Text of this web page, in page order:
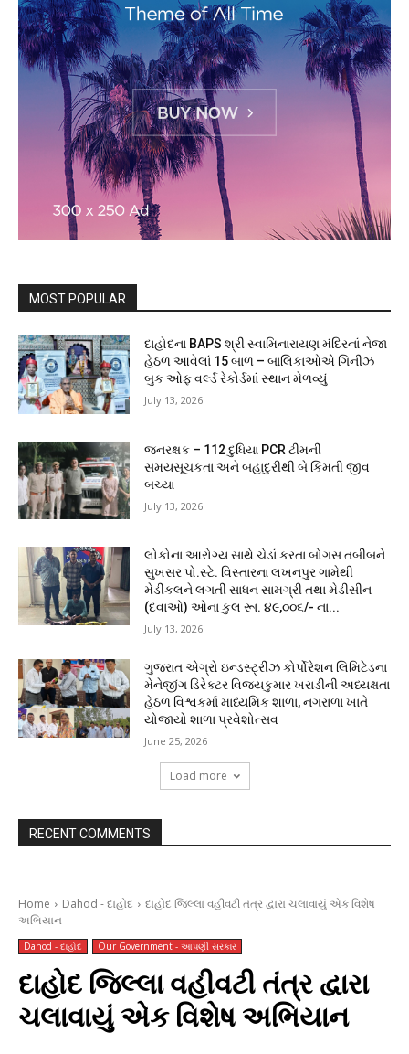
MOST POPULAR
દાહોદના BAPS શ્રી સ્વામિનારાયણ મંદિરનાં નેજા
હેઠળ આવેલાં 15 બાળ – બાલિકાઓએ ગિનીઝ
બુક ઓફ વર્લ્ડ રેકોર્ડમાં સ્થાન મેળવ્યું
July 13, 2026
જનરક્ષક – 112 દુધિયા PCR ટીમની
સમયસૂચકતા અને બહાદુરીથી બે કિંમતી જીવ
બચ્યા
July 13, 2026
લોકોના આરોગ્ય સાથે ચેડાં કરતા બોગસ તબીબને
સુખસર પો.સ્ટે. વિસ્તારના લખનપુર ગામેથી
મેડીકલને લગતી સાધન સામગ્રી તથા મેડીસીન
(દવાઓ) ઓના કુલ રૂા. ૪૯,૦૦૬/- ના...
July 13, 2026
ગુજરાત એગ્રો ઇન્ડસ્ટ્રીઝ કોર્પોરેશન લિમિટેડના
મેનેજીંગ ડિરેક્ટર વિજયકુમાર ખરાડીની અધ્યક્ષતા
હેઠળ વિશ્વકર્મા માધ્યમિક શાળા, નગરાળા ખાતે
યોજાયો શાળા પ્રવેશોત્સવ
June 25, 2026
Load more
RECENT COMMENTS